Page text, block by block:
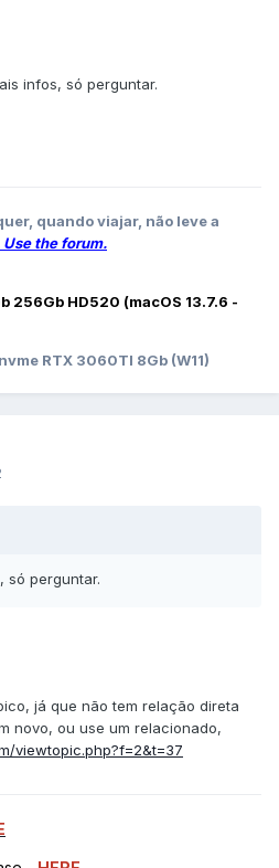
infos, só perguntar.
quando viajar, não leve a
Use the forum.
256Gb HD520 (macOS 13.7.6 -
RTX 3060TI 8Gb (W11)
só perguntar.
já que não tem relação direta
novo, ou use um relacionado,
viewtopic.php?f=2&t=37